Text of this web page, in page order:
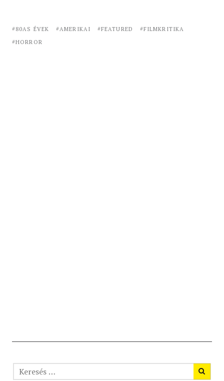
80AS ÉVEK AMERIKAI FEATURED
FILMKRITIKA
HORROR